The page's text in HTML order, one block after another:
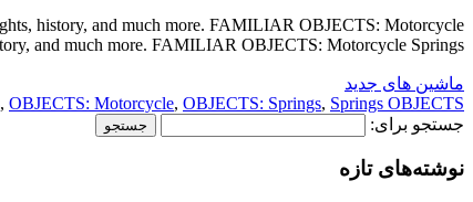
history, and much more. FAMILIAR OBJECTS: Motorcycle
and much more. FAMILIAR OBJECTS: Motorcycle Springs
ماشین های جدید
, OBJECTS: Motorcycle, OBJECTS: Springs, Springs OBJECTS:
جستجو برای:
نوشته‌های تازه